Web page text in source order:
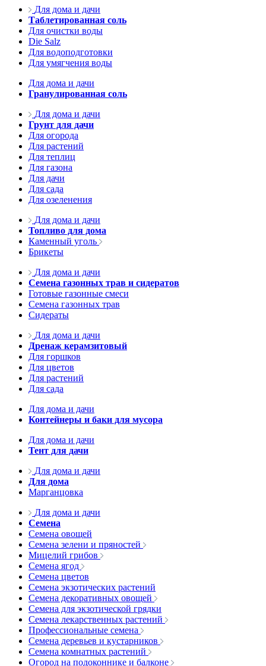
Для дома и дачи
Таблетированная соль
Для очистки воды
Die Salz
Для водоподготовки
Для умягчения воды
Для дома и дачи
Гранулированная соль
Для дома и дачи
Грунт для дачи
Для огорода
Для растений
Для теплиц
Для газона
Для дачи
Для сада
Для озеленения
Для дома и дачи
Топливо для дома
Каменный уголь
Брикеты
Для дома и дачи
Семена газонных трав и сидератов
Готовые газонные смеси
Семена газонных трав
Сидераты
Для дома и дачи
Дренаж керамзитовый
Для горшков
Для цветов
Для растений
Для сада
Для дома и дачи
Контейнеры и баки для мусора
Для дома и дачи
Тент для дачи
Для дома и дачи
Для дома
Марганцовка
Для дома и дачи
Семена
Семена овощей
Семена зелени и пряностей
Мицелий грибов
Семена ягод
Семена цветов
Семена экзотических растений
Семена декоративных овощей
Семена для экзотической грядки
Семена лекарственных растений
Профессиональные семена
Семена деревьев и кустарников
Семена комнатных растений
Огород на подоконнике и балконе